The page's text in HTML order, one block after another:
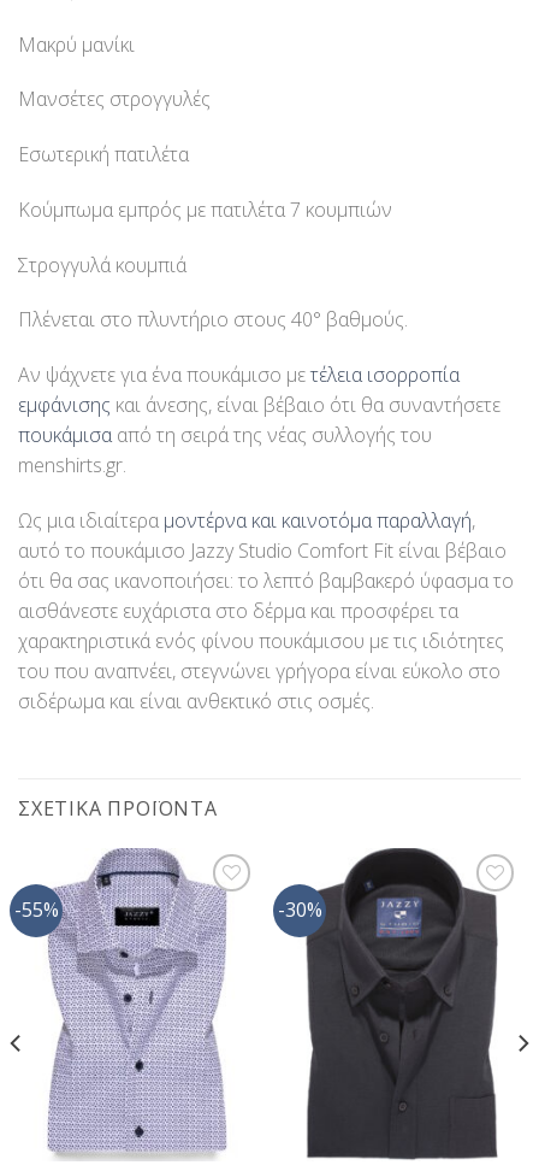
Μακρύ μανίκι
Μανσέτες στρογγυλές
Εσωτερική πατιλέτα
Κούμπωμα εμπρός με πατιλέτα 7 κουμπιών
Στρογγυλά κουμπιά
Πλένεται στο πλυντήριο στους 40° βαθμούς.
Αν ψάχνετε για ένα πουκάμισο μετέλεια ισορροπία
εμφάνισης και άνεσης, είναι βέβαιο ότι θα συναντήσετε
πουκάμισα από τη σειρά της νέας συλλογής του
menshirts.gr.
Ως μια ιδιαίτερα μοντέρνα και καινοτόμα παραλλαγή,
αυτό το πουκάμισο Jazzy Studio Comfort Fit είναι βέβαιο
ότι θα σας ικανοποιήσει: το λεπτό βαμβακερό ύφασμα το
αισθάνεστε ευχάριστα στο δέρμα και προσφέρει τα
χαρακτηριστικά ενός φίνου πουκάμισου με τις ιδιότητες
του που αναπνέει, στεγνώνει γρήγορα είναι εύκολο στο
σιδέρωμα και είναι ανθεκτικό στις οσμές.
ΣΧΕΤΙΚΆ ΠΡΟΪΌΝΤΑ
-55%
Προσθήκη
στη Λίστα
Επιθυμίας
-30%
Προσθήκη
στη Λίστα
Επιθυμίας